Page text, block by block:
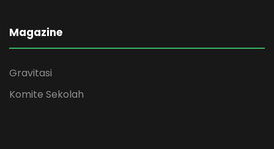
Magazine
Gravitasi
Komite Sekolah